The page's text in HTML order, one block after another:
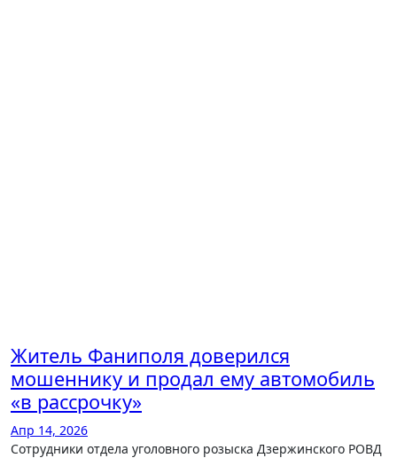
Житель Фаниполя доверился
мошеннику и продал ему автомобиль
«в рассрочку»
Апр 14, 2026
Сотрудники отдела уголовного розыска Дзержинского РОВД